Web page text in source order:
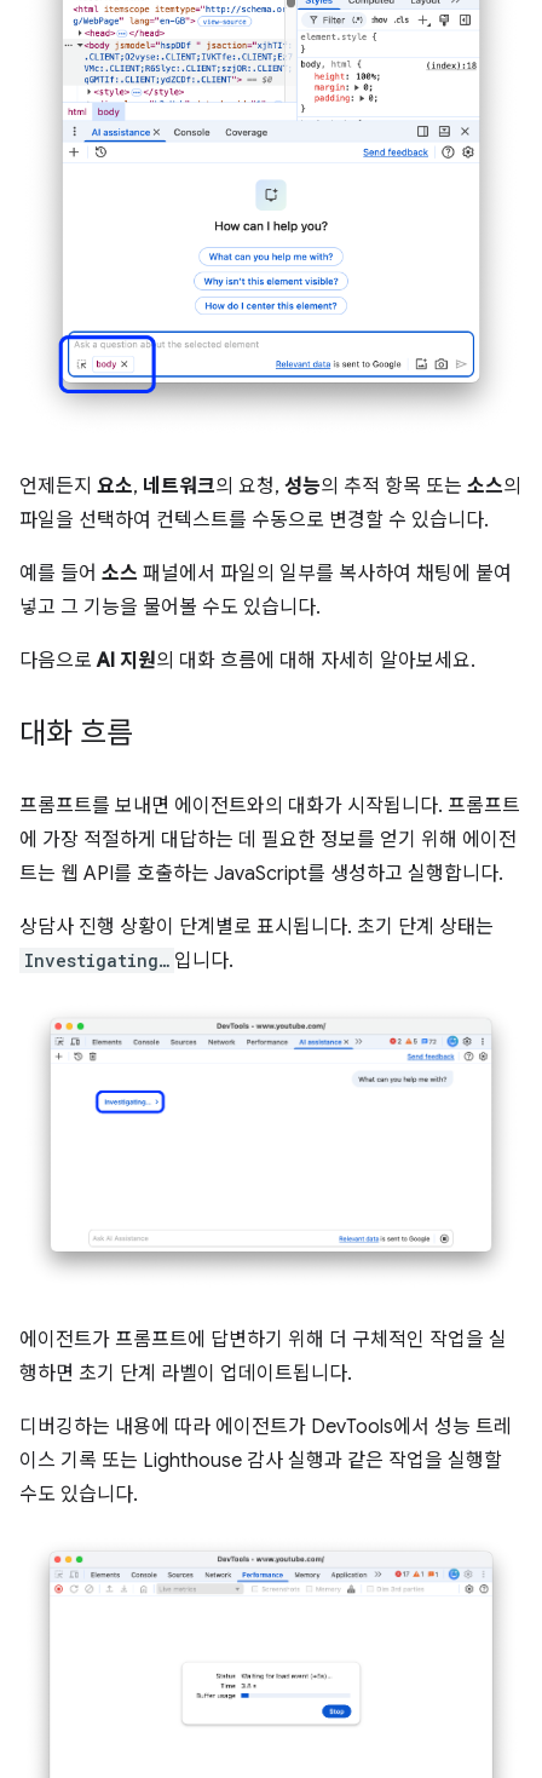
언제든지 요소, 네트워크의 요청, 성능의 추적 항목 또는 소스의
파일을 선택하여 컨텍스트를 수동으로 변경할 수 있습니다.
예를 들어 소스 패널에서 파일의 일부를 복사하여 채팅에 붙여
넣고 그 기능을 물어볼 수도 있습니다.
다음으로AI 지원의 대화 흐름에 대해 자세히 알아보세요.
대화 흐름
프롬프트를 보내면 에이전트와의 대화가 시작됩니다. 프롬프트
에 가장 적절하게 대답하는 데 필요한 정보를 얻기 위해 에이전
트는 웹 API를 호출하는 JavaScript를 생성하고 실행합니다.
상담사 진행 상황이 단계별로 표시됩니다. 초기 단계 상태는
Investigating… 입니다.
에이전트가 프롬프트에 답변하기 위해 더 구체적인 작업을 실
행하면 초기 단계 라벨이 업데이트됩니다.
디버깅하는 내용에 따라 에이전트가 DevTools에서 성능 트레
이스 기록 또는 Lighthouse 감사 실행과 같은 작업을 실행할
수도 있습니다.